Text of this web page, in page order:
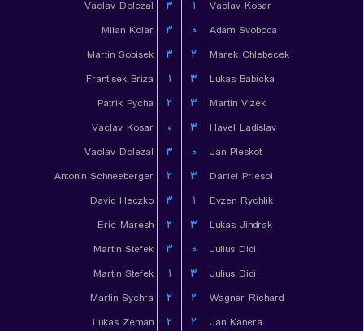
Vaclav Dolezal
۳ ۱
Vaclav Kosar
Milan Kolar
۳ ۰
Adam Svoboda
Martin Sobisek
۳ ۲
Marek Chlebecek
Frantisek Briza
۱ ۳
Lukas Babicka
Patrik Pycha
۲ ۳
Martin Vizek
Vaclav Kosar
۰ ۳
Havel Ladislav
Vaclav Dolezal
۳ ۰
Jan Pleskot
Antonin Schneeberger
۲ ۳
Daniel Priesol
David Heczko
۳ ۱
Evzen Rychlik
Eric Maresh
۲ ۳
Lukas Jindrak
Martin Stefek
۳ ۰
Julius Didi
Martin Stefek
۱ ۳
Julius Didi
Martin Sychra
۲ ۲
Wagner Richard
Lukas Zeman
۲ ۲
Jan Kanera